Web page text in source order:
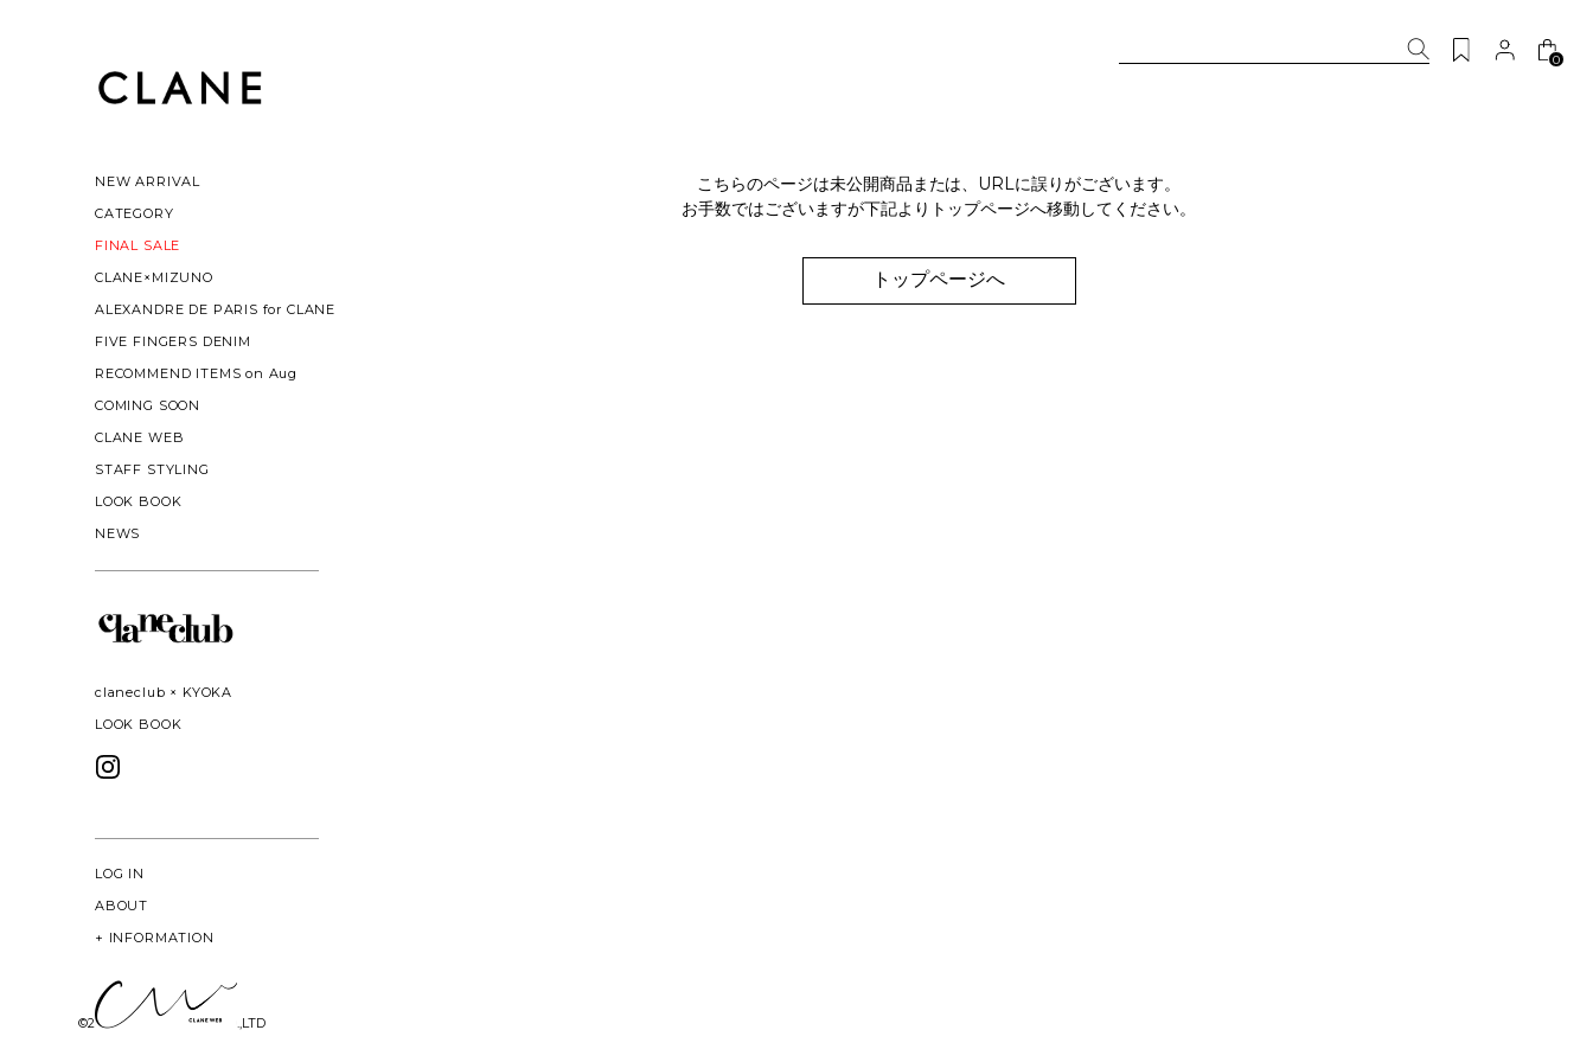
NEW ARRIVAL
CATEGORY
FINAL SALE
CLANE×MIZUNO
ALEXANDRE DE PARIS for CLANE
FIVE FINGERS DENIM
RECOMMEND ITEMS on Aug
COMING SOON
CLANE WEB
STAFF STYLING
LOOK BOOK
NEWS
claneclub × KYOKA
LOOK BOOK
LOG IN
ABOUT
+ INFORMATION
0
こちらのページは未公開商品または、URLに誤りがございます。
お手数ではございますが下記よりトップページへ移動してください。
トップページへ
©2026 CLANE DESIGN CO.,LTD